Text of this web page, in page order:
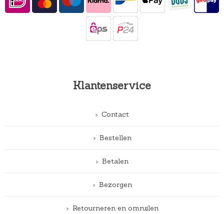
Klantenservice
Contact
Bestellen
Betalen
Bezorgen
Retourneren en omruilen